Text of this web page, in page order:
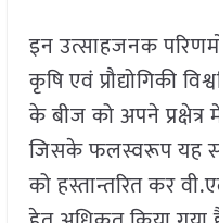
इन उत्साहजनक
कृषि एवं प्रौद्योगिकी
के बीज को अपने
जिसके फलस्वरूप यह
को हस्तान्तरित कर